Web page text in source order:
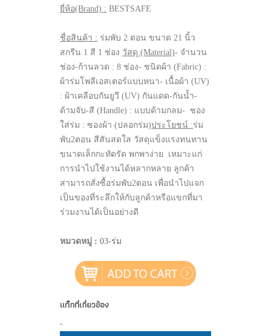
ยี่ห้อ(Brand) : BESTSAFE
ชื่อสินค้า : ร่มพับ 2 ตอน ขนาด 21 นิ้ว
สกรีน 1 สี 1 ช่อง วัสดุ (Material)- จำนวน
ช่อง-ก้านลวด : 8 ช่อง- ชนิดผ้า (Fabric) :
ผ้าร่มโพลีเอสเตอร์แบบหนา- เนื้อผ้า (UV)
: ผ้าเคลือบกันยูวี (UV) กันแดด-กันน้ำ-
ด้ามจับ-สี (Handle) : แบบด้ามกลม- ซอง
ใส่ร่ม : ซองผ้า (ปลอกร่ม)ประโยชน์ :ร่ม
พับ2ตอน สีสันสดใส วัสดุแข็งแรงทนทาน
ขนาดเล็กกะทัดรัด พกพาง่าย เหมาะแก่
การนำไปใช้งานได้หลากหลาย ลูกค้า
สามารถสั่งซื้อร่มพับ2ตอน เพื่อนำไปแจก
เป็นของที่ระลึกให้กับลูกค้าหรือแขกที่มา
ร่วมงานได้เป็นอย่างดี
หมวดหมู่ : 03-ร่ม
แท็กที่เกี่ยวข้อง
-